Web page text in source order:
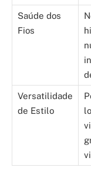
Saúde dos
Fios
Versatilidade
de Estilo